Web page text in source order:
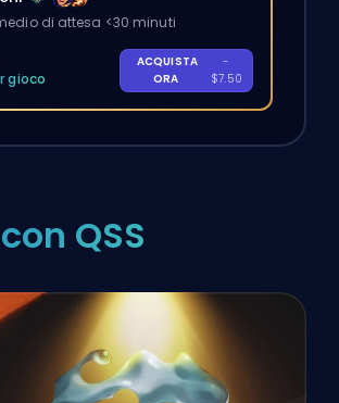
di attesa <30 minuti
gioco
ACQUISTA
ORA
-
$7.50
QSS